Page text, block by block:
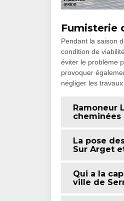
Fumisterie
Pendant la saison
condition de
éviter le problème
provoquer
négliger les
Ramoneur
cheminées
La pose
Sur Arget
Qui a la
ville de